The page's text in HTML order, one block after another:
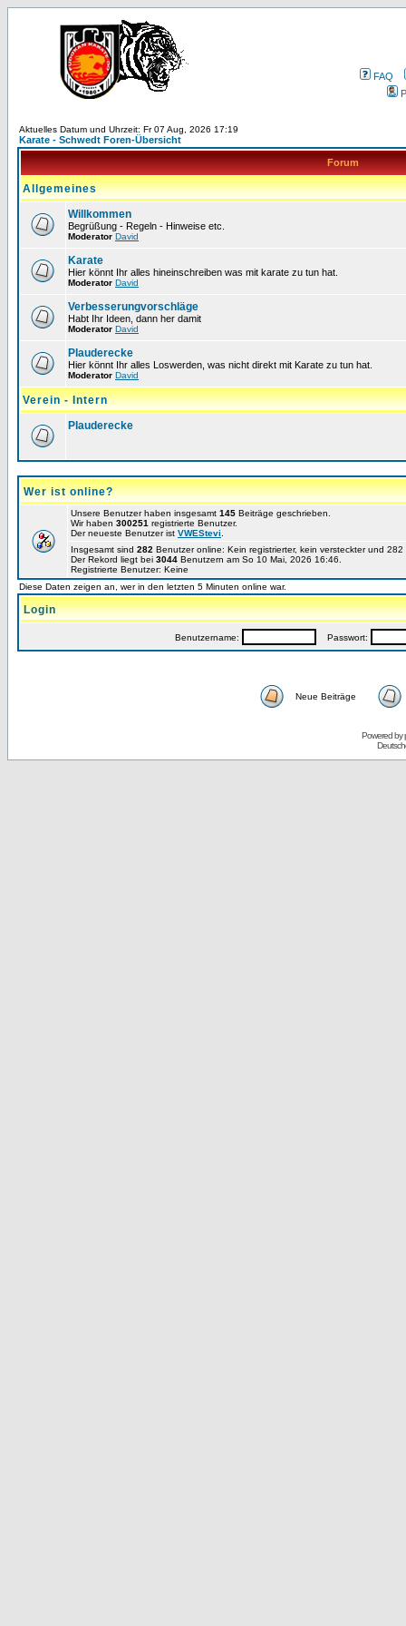
FAQ
Aktuelles Datum und Uhrzeit: Fr 07 Aug, 2026 17:19
Karate - Schwedt Foren-Übersicht
Forum
Allgemeines
Willkommen
Begrüßung - Regeln - Hinweise etc.
Moderator David
Karate
Hier könnt Ihr alles hineinschreiben was mit karate zu tun hat.
Moderator David
Verbesserungvorschläge
Habt Ihr Ideen, dann her damit
Moderator David
Plauderecke
Hier könnt Ihr alles Loswerden, was nicht direkt mit Karate zu tun hat.
Moderator David
Verein - Intern
Plauderecke
Wer ist online?
Unsere Benutzer haben insgesamt 145 Beiträge geschrieben.
Wir haben 300251 registrierte Benutzer.
Der neueste Benutzer ist VWEStevi
Insgesamt sind 282 Benutzer online: Kein registrierter, kein versteckter und
Der Rekord liegt bei 3044 Benutzern am So 10 Mai, 2026 16:46.
Registrierte Benutzer: Keine
Diese Daten zeigen an, wer in den letzten 5 Minuten online war.
Login
Benutzername: Passwort:
Neue Beiträge
Powered by